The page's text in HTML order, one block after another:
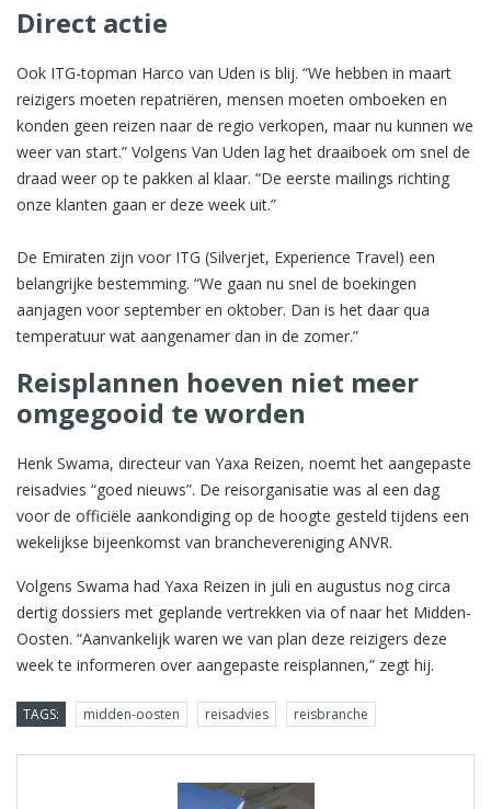
Direct actie
Ook ITG-topman Harco van Uden is blij. “We hebben in maart
reizigers moeten repatriëren, mensen moeten omboeken en
konden geen reizen naar de regio verkopen, maar nu kunnen we
weer van start.” Volgens Van Uden lag het draaiboek om snel de
draad weer op te pakken al klaar. “De eerste mailings richting
onze klanten gaan er deze week uit.”
De Emiraten zijn voor ITG (Silverjet, Experience Travel) een
belangrijke bestemming. “We gaan nu snel de boekingen
aanjagen voor september en oktober. Dan is het daar qua
temperatuur wat aangenamer dan in de zomer.”
Reisplannen hoeven niet meer
omgegooid te worden
Henk Swama, directeur van Yaxa Reizen, noemt het aangepaste
reisadvies “goed nieuws”. De reisorganisatie was al een dag
voor de officiële aankondiging op de hoogte gesteld tijdens een
wekelijkse bijeenkomst van branchevereniging ANVR.
Volgens Swama had Yaxa Reizen in juli en augustus nog circa
dertig dossiers met geplande vertrekken via of naar het Midden-
Oosten. “Aanvankelijk waren we van plan deze reizigers deze
week te informeren over aangepaste reisplannen,” zegt hij.
TAGS: midden-oosten reisadvies reisbranche